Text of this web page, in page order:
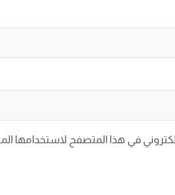
في هذا المتصفح لاستخدامها